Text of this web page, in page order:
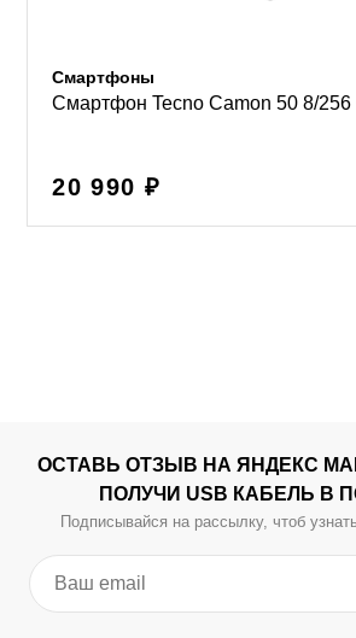
Смартфоны
Смартфон Tecno Camon 50 8/256
20 990 ₽
ОСТАВЬ ОТЗЫВ НА ЯНДЕКС
ПОЛУЧИ USB КАБЕЛЬ В
Подписывайся на рассылку, чтоб